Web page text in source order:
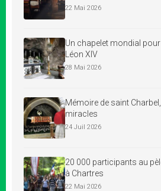
22 Mai 2026
Un chapelet mondial
Léon XIV
28 Mai 2026
Mémoire de saint
miracles
24 Juil 2026
20 000 participants au
à Chartres
22 Mai 2026